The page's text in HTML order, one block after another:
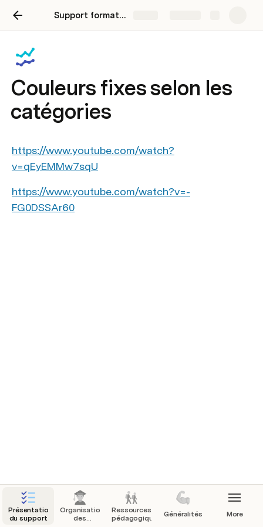
Support formation Rapports Power BI
Couleurs fixes selon les
catégories
https://www.youtube.com/watch?
v=qEyEMMw7sqU
https://www.youtube.com/watch?v=-
FG0DSSAr60
Présentation
du support
Organisation
des
Ressources
pédagogiques
Généralités More